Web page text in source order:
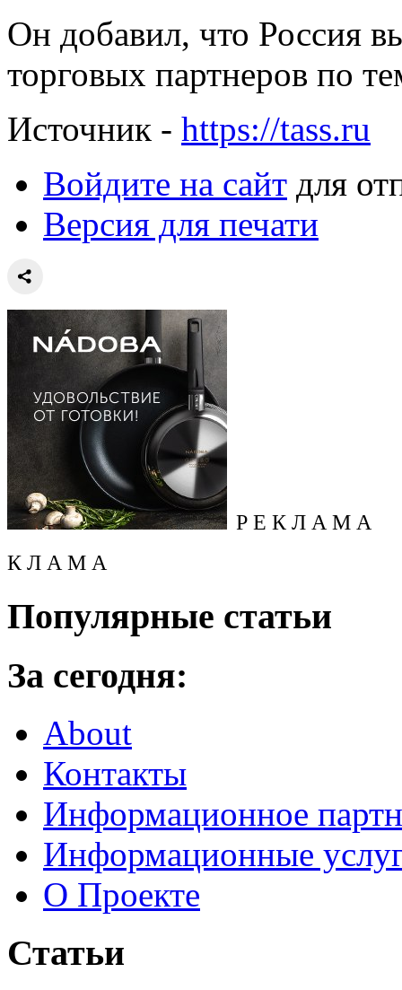
Он добавил, что Россия
торговых партнеров по
Источник - https://tass.ru
Войдите на сайт для
Версия для печати
Р Е К Л А М А
К Л А М А
Популярные статьи
За сегодня:
About
Контакты
Информационное
Информационные
О Проекте
Статьи